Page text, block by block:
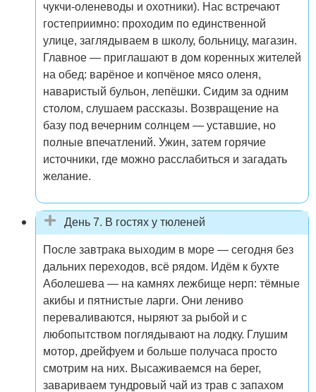
чукчи-оленеводы и охотники). Нас встречают
гостеприимно: проходим по единственной
улице, заглядываем в школу, больницу, магазин.
Главное — приглашают в дом коренных жителей
на обед: варёное и копчёное мясо оленя,
наваристый бульон, лепёшки. Сидим за одним
столом, слушаем рассказы. Возвращение на
базу под вечерним солнцем — уставшие, но
полные впечатлений. Ужин, затем горячие
источники, где можно расслабиться и загадать
желание.
День 7. В гостях у тюленей
После завтрака выходим в море — сегодня без
дальних переходов, всё рядом. Идём к бухте
Аболешева — на камнях лежбище нерп: тёмные
акибы и пятнистые ларги. Они лениво
переваливаются, ныряют за рыбой и с
любопытством поглядывают на лодку. Глушим
мотор, дрейфуем и больше получаса просто
смотрим на них. Высаживаемся на берег,
завариваем тундровый чай из трав с запахом